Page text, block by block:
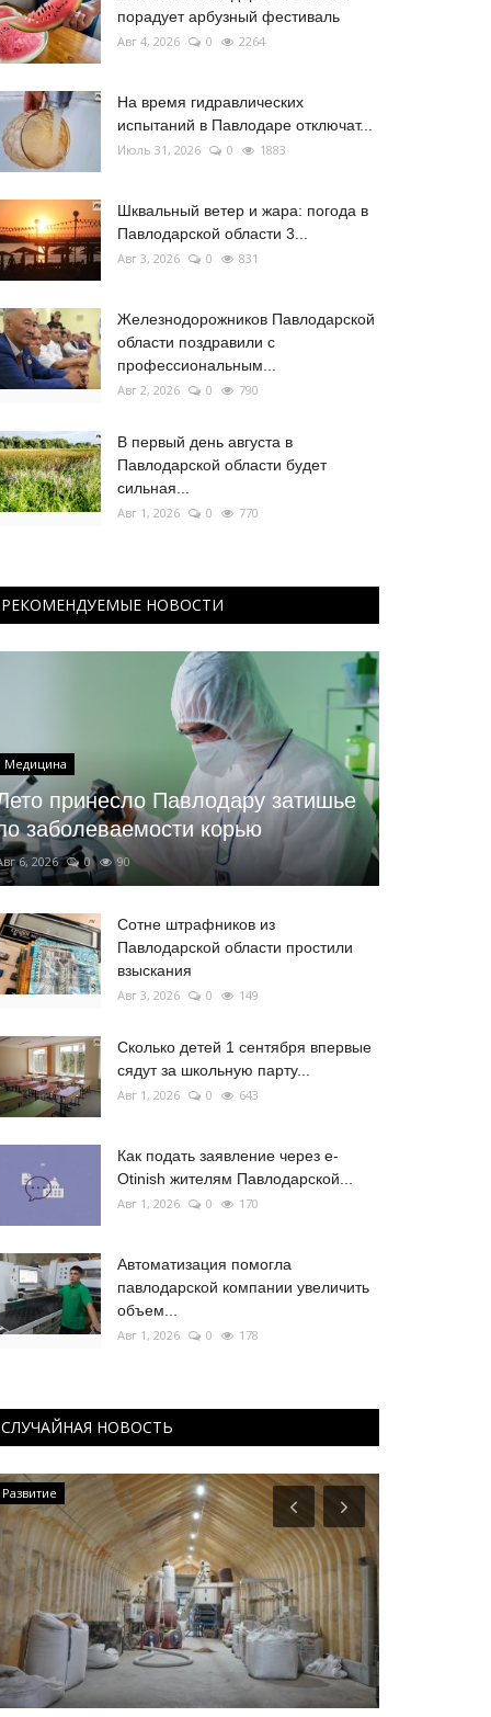
порадует арбузный фестиваль
Авг 4, 2026 0 2264
На время гидравлических
испытаний в Павлодаре отключат...
Июль 31, 2026 0 1883
Шквальный ветер и жара: погода в
Павлодарской области 3...
Авг 3, 2026 0 831
Железнодорожников Павлодарской
области поздравили с
профессиональным...
Авг 2, 2026 0 790
В первый день августа в
Павлодарской области будет
сильная...
Авг 1, 2026 0 770
РЕКОМЕНДУЕМЫЕ НОВОСТИ
Медицина
принесло Павлодару затишье
заболеваемости корью
6, 2026 0 90
Сотне штрафников из
Павлодарской области простили
взыскания
Авг 3, 2026 0 149
Сколько детей 1 сентября впервые
сядут за школьную парту...
Авг 1, 2026 0 643
Как подать заявление через e-
Otinish жителям Павлодарской...
Авг 1, 2026 0 170
Автоматизация помогла
павлодарской компании увеличить
объем...
Авг 1, 2026 0 178
СЛУЧАЙНАЯ НОВОСТЬ
Развитие